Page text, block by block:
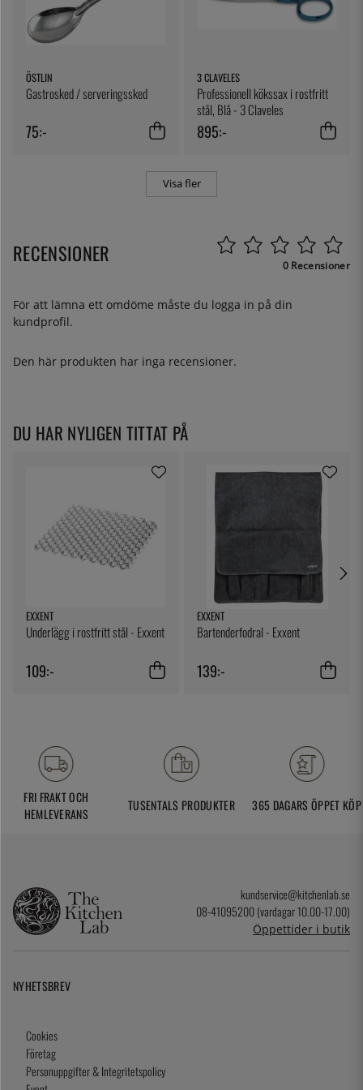
ÖSTLIN
Gastrosked / serveringssked
75:-
3 CLAVELES
Professionell kökssax i rostfritt
stål, Blå - 3 Claveles
895:-
Visa fler
RECENSIONER 0 Recensioner
För att lämna ett omdöme måste du logga in på din
kundprofil.
Den här produkten har inga recensioner.
DU HAR NYLIGEN TITTAT PÅ
EXXENT
Underlägg i rostfritt stål - Exxent
109:-
EXXENT
Bartenderfodral - Exxent
139:-
FRI FRAKT OCH
HEMLEVERANS
TUSENTALS PRODUKTER 365 DAGARS ÖPPET KÖP
kundservice@kitchenlab.se
08-41095200 (vardagar 10.00-17.00)
Öppettider i butik
NYHETSBREV
Cookies
Företag
Personuppgifter & Integritetspolicy